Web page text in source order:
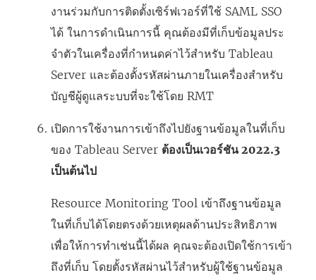
งานร่วมกับการติดตั้งเซิร์ฟเวอร์ที่ใช้ SAML SSO
ได้ ในการดําเนินการนี้ คุณต้องมีที่เก็บข้อมูลประ
จําตัวในเครื่องที่กําหนดค่าไว้สําหรับ Tableau
Server และต้องตั้งรหัสผ่านภายในเครื่องสําหรับ
บัญชีผู้ดูแลระบบที่จะใช้โดย RMT
เปิดการใช้งานการเข้าถึงไปยังฐานข้อมูลในที่เก็บ
ของ Tableau Server ต้องเป็นเวอร์ชัน 2022.3
เป็นต้นไป
Resource Monitoring Tool เข้าถึงฐานข้อมูล
ในที่เก็บได้โดยตรงด้วยเหตุผลด้านประสิทธิภาพ
เพื่อให้การทำเช่นนี้ได้ผล คุณจะต้องเปิดใช้การเข้า
ถึงที่เก็บ โดยตั้งรหัสผ่านไว้สำหรับผู้ใช้ฐานข้อมูล